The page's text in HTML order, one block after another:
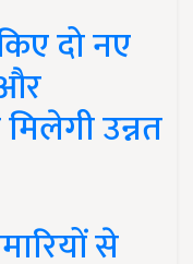
दो नए
उन्नत
से